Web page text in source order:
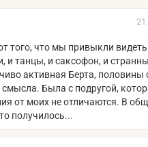
того, что мы привыкли
и танцы, и саксофон, и
активная Берта, половины
Была с подругой,
от моих не отличаются. В
получилось...